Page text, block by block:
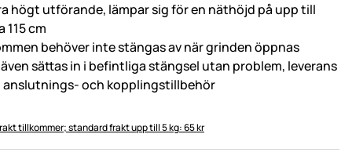
högt utförande, lämpar sig för en näthöjd på upp till
115 cm
behöver inte stängas av när grinden öppnas
sättas in i befintliga stängsel utan problem, leverans
anslutnings- och kopplingstillbehör
tillkommer; standard frakt upp till 5 kg: 65 kr